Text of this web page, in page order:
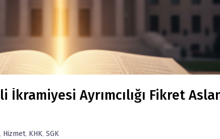
Ayrımcılığı Fikret
, Hizmet, KHK, SGK